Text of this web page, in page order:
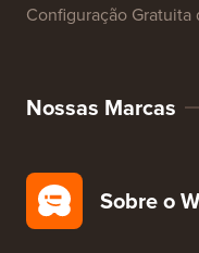
Configuração Gratuita
Nossas Marcas
Sobre o